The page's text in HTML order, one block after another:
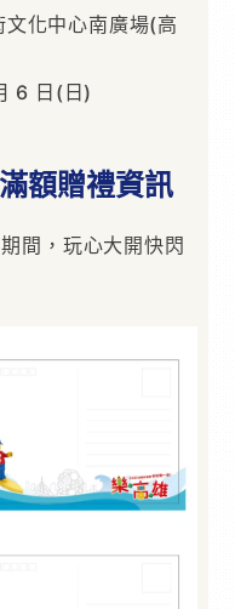
化中心南廣場(高
6 日(日)
額贈禮資訊
間，玩心大開快閃